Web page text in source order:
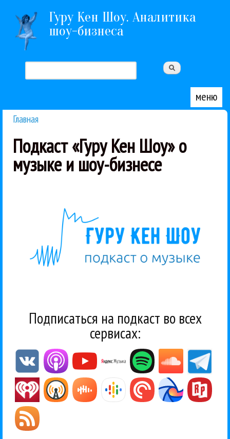
Перейти к основному содержанию
Гуру Кен Шоу. Аналитика
шоу-бизнеса
Форма поиска
меню
Главная
Подкаст «Гуру Кен Шоу» о
музыке и шоу-бизнесе
Подписаться на подкаст во всех
сервисах: